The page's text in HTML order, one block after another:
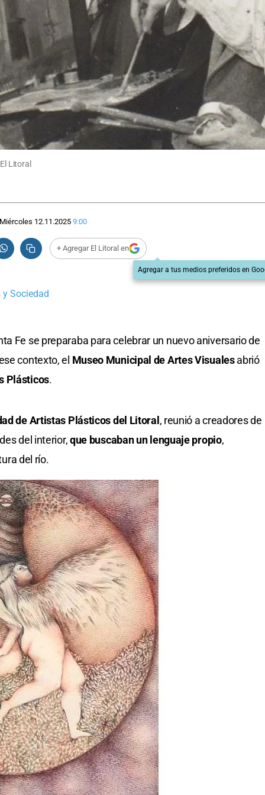
Litoral
Miércoles 12.11.2025 9:00
+ Agregar El Litoral en
Agregar a tus medios preferidos en
y Sociedad
Fe se preparaba para celebrar un nuevo aniversario de
contexto, el Museo Municipal de Artes Visualesabrió
Plásticos.
de Artistas Plásticos del Litoral , reunió a creadores de
del interior,que buscaban un lenguaje propio,
del río.